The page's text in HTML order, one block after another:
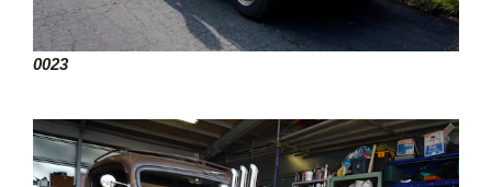
0023